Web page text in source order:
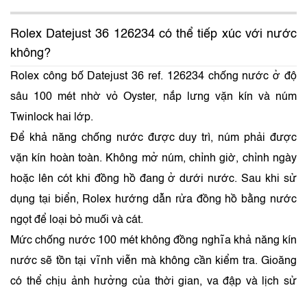
Rolex Datejust 36 126234 có thể tiếp xúc với nước
không?
Rolex công bố Datejust 36 ref. 126234 chống nước ở độ
sâu 100 mét nhờ vỏ Oyster, nắp lưng vặn kín và núm
Twinlock hai lớp.
Để khả năng chống nước được duy trì, núm phải được
vặn kín hoàn toàn. Không mở núm, chỉnh giờ, chỉnh ngày
hoặc lên cót khi đồng hồ đang ở dưới nước. Sau khi sử
dụng tại biển, Rolex hướng dẫn rửa đồng hồ bằng nước
ngọt để loại bỏ muối và cát.
Mức chống nước 100 mét không đồng nghĩa khả năng kín
nước sẽ tồn tại vĩnh viễn mà không cần kiểm tra. Gioăng
có thể chịu ảnh hưởng của thời gian, va đập và lịch sử